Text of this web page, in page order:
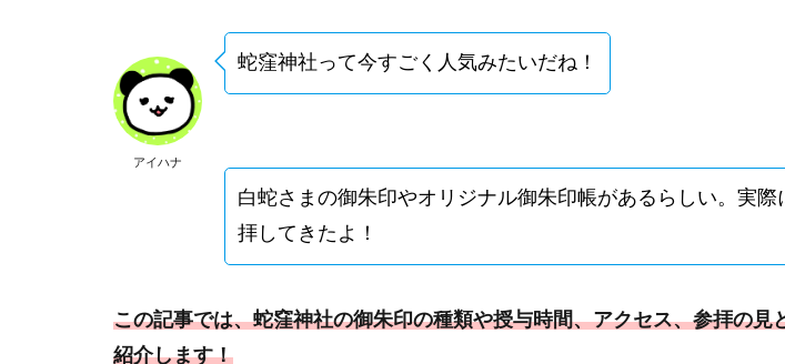
アイハナ
蛇窪神社って今すごく人気みたいだね！
白蛇さまの御朱印やオリジナル御朱印帳があるらしい。実際
拝してきたよ！
この記事では、蛇窪神社の御朱印の種類や授与時間、アクセス、参拝の見
紹介します！